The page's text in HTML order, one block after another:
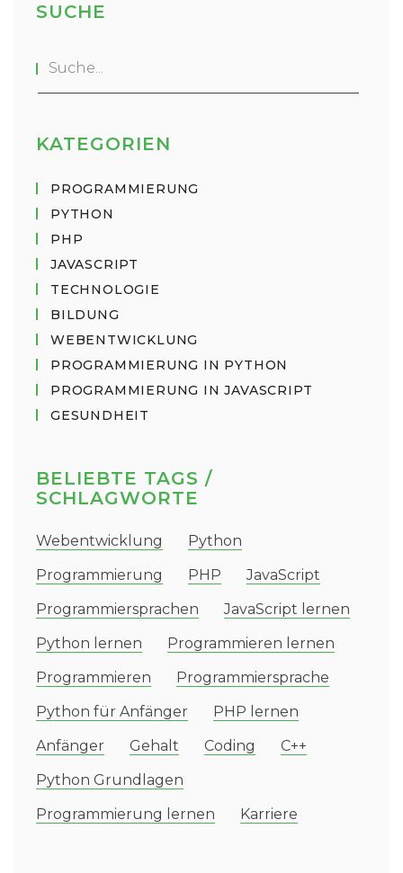
SUCHE
KATEGORIEN
PROGRAMMIERUNG
PYTHON
PHP
JAVASCRIPT
TECHNOLOGIE
BILDUNG
WEBENTWICKLUNG
PROGRAMMIERUNG IN PYTHON
PROGRAMMIERUNG IN JAVASCRIPT
GESUNDHEIT
BELIEBTE TAGS /
SCHLAGWORTE
Webentwicklung
Python
Programmierung
PHP
JavaScript
Programmiersprachen
JavaScript lernen
Python lernen
Programmieren lernen
Programmieren
Programmiersprache
Python für Anfänger
PHP lernen
Anfänger
Gehalt Coding
C++
Python Grundlagen
Programmierung lernen
Karriere